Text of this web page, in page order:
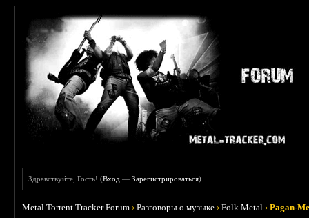
Здравствуйте, Гость! (Вход —Зарегистрироваться)
Metal Torrent Tracker Forum ›Разговоры о музыке ›Folk Metal ›Pagan-